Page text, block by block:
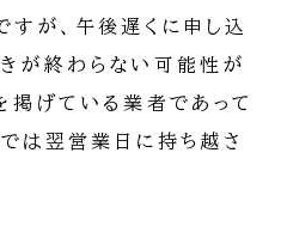
が、午後遅くに申し込
が終わらない可能性が
掲げている業者であって
は翌営業日に持ち越さ